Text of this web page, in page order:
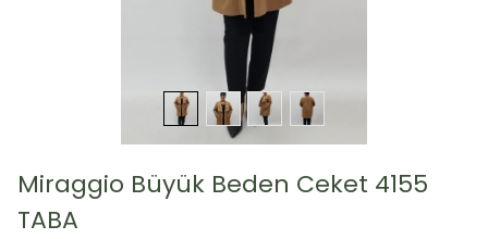
Miraggio Büyük Beden Ceket 4155
TABA